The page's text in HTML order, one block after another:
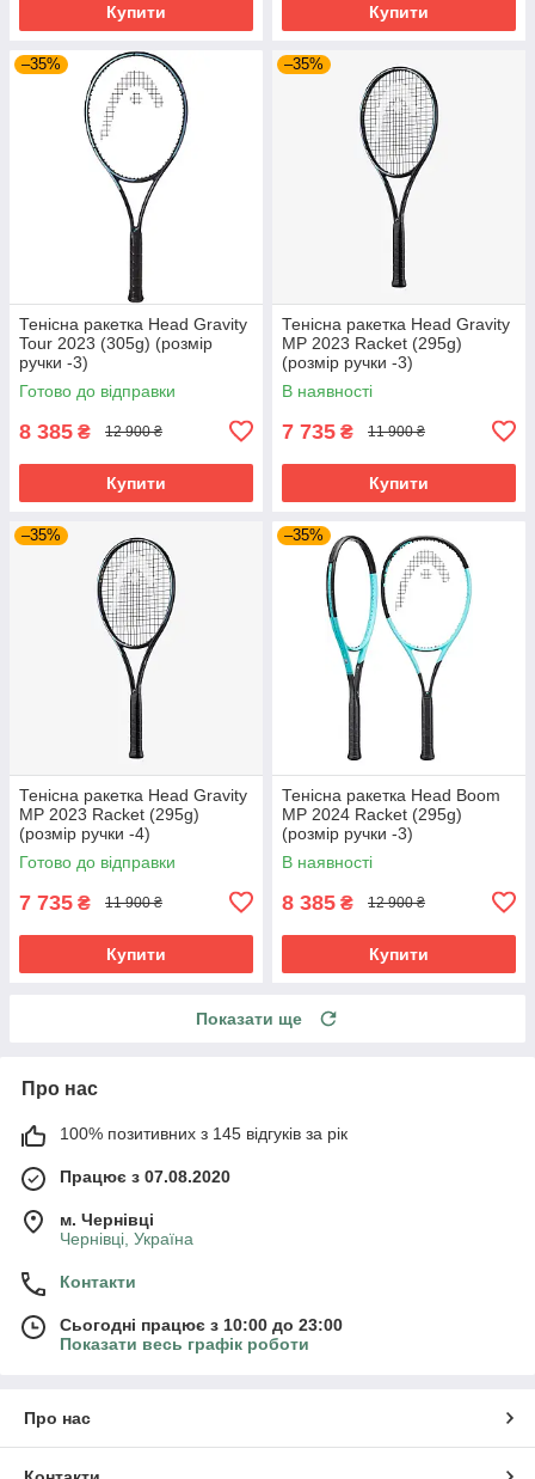
Купити Купити
–35%
Тенісна ракетка Head Gravity
Tour 2023 (305g) (розмір
ручки -3)
Готово до відправки
8 385 ₴ 12 900 ₴
Купити
–35%
Тенісна ракетка Head Gravity
MP 2023 Racket (295g)
(розмір ручки -3)
В наявності
7 735 ₴ 11 900 ₴
Купити
–35%
Тенісна ракетка Head Gravity
MP 2023 Racket (295g)
(розмір ручки -4)
Готово до відправки
7 735 ₴ 11 900 ₴
Купити
–35%
Тенісна ракетка Head Boom
MP 2024 Racket (295g)
(розмір ручки -3)
В наявності
8 385 ₴ 12 900 ₴
Купити
Показати ще
Про нас
100% позитивних з 145 відгуків за рік
Працює з 07.08.2020
м. Чернівці
Чернівці, Україна
Контакти
Сьогодні працює з 10:00 до 23:00
Показати весь графік роботи
Про нас